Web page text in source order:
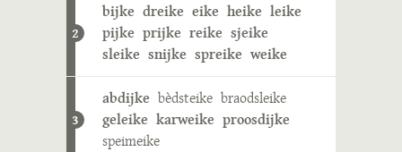
2
bijke dreike eike heike leike
pijke prijke reike sjeike
sleike snijke spreike weike
3
abdijke bèdsteike braodsleike
geleike karweike proosdijke
speimeike